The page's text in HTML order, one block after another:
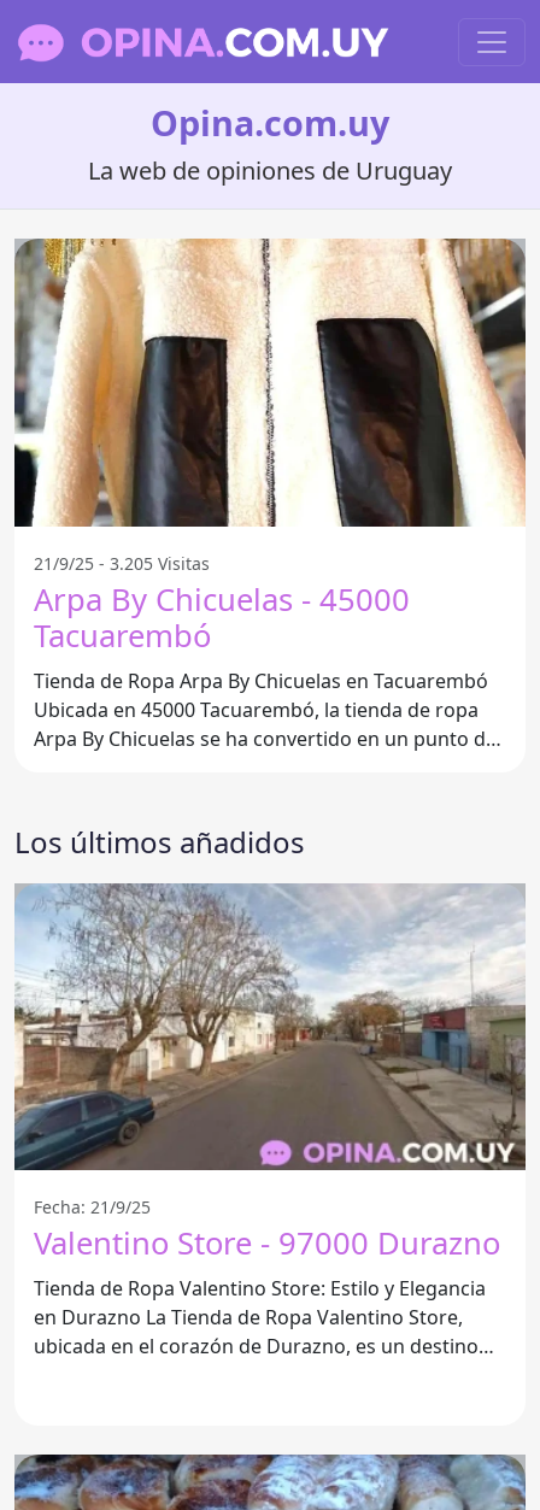
Opina.com.uy
La web de opiniones de Uruguay
21/9/25 - 3.205 Visitas
Arpa By Chicuelas - 45000
Tacuarembó
Tienda de Ropa Arpa By Chicuelas en Tacuarembó
Ubicada en 45000 Tacuarembó, la tienda de ropa
Arpa By Chicuelas se ha convertido en un punto de
Los últimos añadidos
Fecha: 21/9/25
Valentino Store - 97000 Durazno
Tienda de Ropa Valentino Store: Estilo y Elegancia
en Durazno La Tienda de Ropa Valentino Store,
ubicada en el corazón de Durazno, es un destino